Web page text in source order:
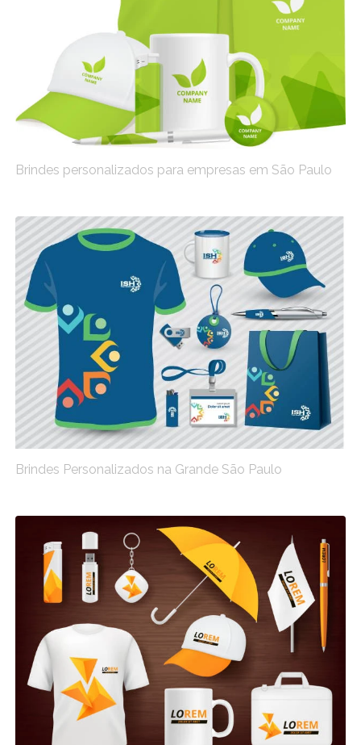
Brindes personalizados para empresas em São Paulo
Brindes Personalizados na Grande São Paulo